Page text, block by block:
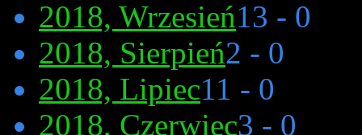
2018, Wrzesień13 - 0
2018, Sierpień2 - 0
2018, Lipiec11 - 0
2018, Czerwiec3 - 0